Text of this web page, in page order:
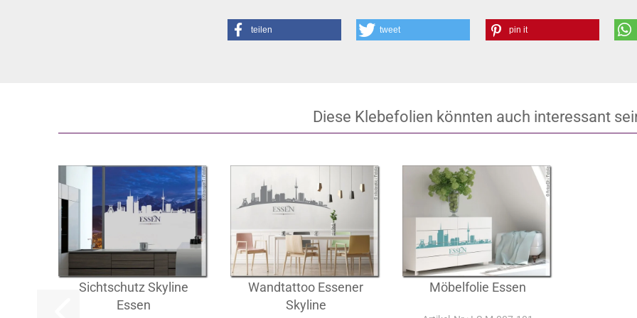
teilen tweet pin it
Diese Klebefolien könnten auch interessant
Sichtschutz Skyline
Essen
Wandtattoo Essener
Skyline
Möbelfolie Essen